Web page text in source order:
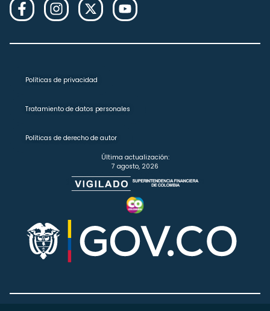
Políticas de privacidad
Tratamiento de datos personales
Políticas de derecho de autor
Última actualización:
7 agosto, 2026